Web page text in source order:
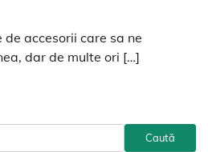
accesorii care sa ne
dar de multe ori […]
Caută